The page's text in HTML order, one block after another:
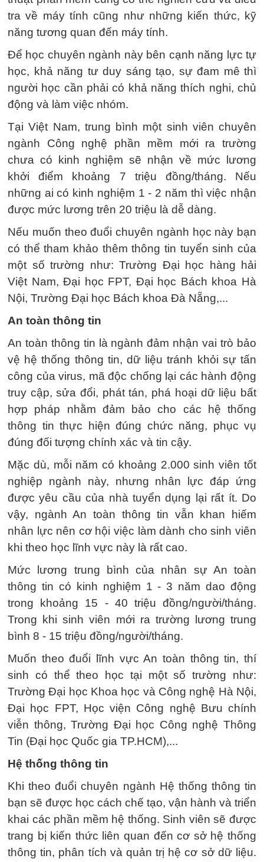
tra về máy tính cũng như những kiến thức, kỹ
năng tương quan đến máy tính.
Để học chuyên ngành này bên cạnh năng lực tự
học, khả năng tư duy sáng tạo, sự đam mê thì
người học cần phải có khả năng thích nghi, chủ
động và làm việc nhóm.
Tại Việt Nam, trung bình một sinh viên chuyên
ngành Công nghệ phần mềm mới ra trường
chưa có kinh nghiệm sẽ nhận về mức lương
khởi điểm khoảng 7 triệu đồng/tháng. Nếu
những ai có kinh nghiệm 1 - 2 năm thì việc nhận
được mức lương trên 20 triệu là dễ dàng.
Nếu muốn theo đuổi chuyên ngành học này bạn
có thể tham khảo thêm thông tin tuyển sinh của
một số trường như: Trường Đại học hàng hải
Việt Nam, Đại học FPT, Đại học Bách khoa Hà
Nội, Trường Đại học Bách khoa Đà Nẵng,...
An toàn thông tin
An toàn thông tin là ngành đảm nhận vai trò bảo
vệ hệ thống thông tin, dữ liệu tránh khỏi sự tấn
công của virus, mã độc chống lại các hành động
truy cập, sửa đổi, phát tán, phá hoại dữ liệu bất
hợp pháp nhằm đảm bảo cho các hệ thống
thông tin thực hiện đúng chức năng, phục vụ
đúng đối tượng chính xác và tin cậy.
Mặc dù, mỗi năm có khoảng 2.000 sinh viên tốt
nghiệp ngành này, nhưng nhân lực đáp ứng
được yêu cầu của nhà tuyển dụng lại rất ít. Do
vậy, ngành An toàn thông tin vẫn khan hiếm
nhân lực nên cơ hội việc làm dành cho sinh viên
khi theo học lĩnh vực này là rất cao.
Mức lương trung bình của nhân sự An toàn
thông tin có kinh nghiệm 1 - 3 năm dao động
trong khoảng 15 - 40 triệu đồng/người/tháng.
Trong khi sinh viên mới ra trường lương trung
bình 8 - 15 triệu đồng/người/tháng.
Muốn theo đuổi lĩnh vực An toàn thông tin, thí
sinh có thể theo học tại một số trường như:
Trường Đại học Khoa học và Công nghệ Hà Nội,
Đại học FPT, Học viện Công nghệ Bưu chính
viễn thông, Trường Đại học Công nghệ Thông
Tin (Đại học Quốc gia TP.HCM),...
Hệ thống thông tin
Khi theo đuổi chuyên ngành Hệ thống thông tin
bạn sẽ được học cách chế tạo, vận hành và triển
khai các phần mềm hệ thống. Sinh viên sẽ được
trang bị kiến thức liên quan đến cơ sở hệ thống
thông tin, phân tích và quản trị hệ cơ sở dữ liệu.